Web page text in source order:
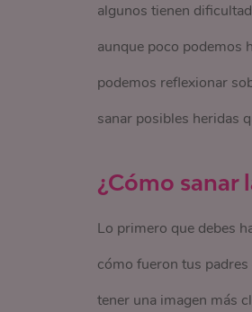
algunos tienen
aunque poco podemos
podemos reflexionar
sanar posibles heridas
¿Cómo sanar
Lo primero que debes
cómo fueron tus
tener una imagen más